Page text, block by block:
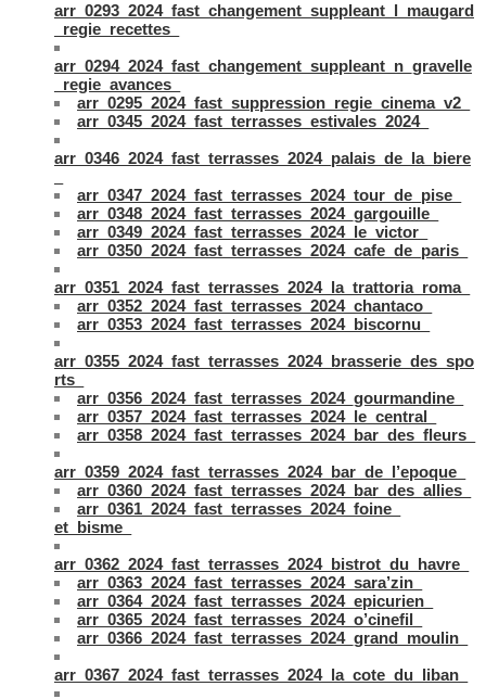
arr_0293_2024_fast_changement_suppleant_l_maugard
_regie_recettes_
arr_0294_2024_fast_changement_suppleant_n_gravelle
_regie_avances_
arr_0295_2024_fast_suppression_regie_cinema_v2_
arr_0345_2024_fast_terrasses_estivales_2024_
arr_0346_2024_fast_terrasses_2024_palais_de_la_biere
arr_0347_2024_fast_terrasses_2024_tour_de_pise_
arr_0348_2024_fast_terrasses_2024_gargouille_
arr_0349_2024_fast_terrasses_2024_le_victor_
arr_0350_2024_fast_terrasses_2024_cafe_de_paris_
arr_0351_2024_fast_terrasses_2024_la_trattoria_roma_
arr_0352_2024_fast_terrasses_2024_chantaco_
arr_0353_2024_fast_terrasses_2024_biscornu_
arr_0355_2024_fast_terrasses_2024_brasserie_des_spo
rts_
arr_0356_2024_fast_terrasses_2024_gourmandine_
arr_0357_2024_fast_terrasses_2024_le_central_
arr_0358_2024_fast_terrasses_2024_bar_des_fleurs_
arr_0359_2024_fast_terrasses_2024_bar_de_l’epoque_
arr_0360_2024_fast_terrasses_2024_bar_des_allies_
arr_0361_2024_fast_terrasses_2024_foine_
et_bisme_
arr_0362_2024_fast_terrasses_2024_bistrot_du_havre_
arr_0363_2024_fast_terrasses_2024_sara’zin_
arr_0364_2024_fast_terrasses_2024_epicurien_
arr_0365_2024_fast_terrasses_2024_o’cinefil_
arr_0366_2024_fast_terrasses_2024_grand_moulin_
arr_0367_2024_fast_terrasses_2024_la_cote_du_liban_